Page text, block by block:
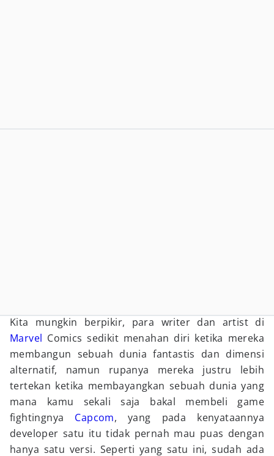
Kita mungkin berpikir, para writer dan artist di
Marvel Comics sedikit menahan diri ketika mereka
membangun sebuah dunia fantastis dan dimensi
alternatif, namun rupanya mereka justru lebih
tertekan ketika membayangkan sebuah dunia yang
mana kamu sekali saja bakal membeli game
fightingnya Capcom, yang pada kenyataannya
developer satu itu tidak pernah mau puas dengan
hanya satu versi. Seperti yang satu ini, sudah ada